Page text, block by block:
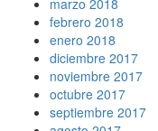
marzo 2018
febrero 2018
enero 2018
diciembre 2017
noviembre 2017
octubre 2017
septiembre 2017